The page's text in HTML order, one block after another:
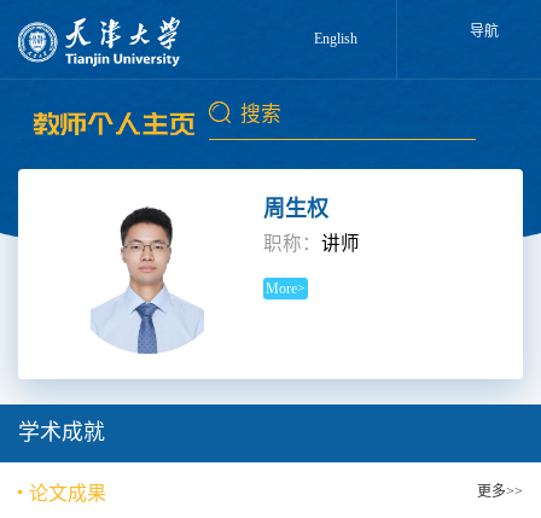
English 导航
周生权
职称：讲师
More>
学术成就
论文成果 更多>>